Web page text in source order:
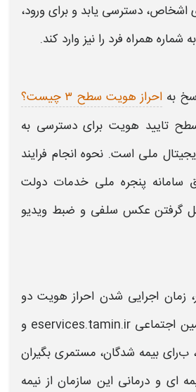
اشخاص، دسترسی یابد و برای ورود،
شماره همراه فرد را نیز وارد کند.
به احراز هویت سطح ۳ چیست؟
سطح تایید هویت برای دسترسی به
ملی است. نحوه انجام فرایند
سامانه پنجره ملی خدمات دولت
گرفتن عکس سلفی و ضبط ویدیو
زمان اجرایی شدن احراز هویت دو
اجتماعی
و
برای بیمه‌ شدگان، مستمری‌ بگیران
ای و درمانی این سازمان از نیمه